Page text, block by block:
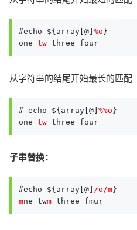
#echo ${array[@] %o }
one tw three four
从字符串的结尾开始最长的匹配
# echo ${array[@] %%o }
one tw
子串替换：
#echo ${array[@] /o/m
mne twm three fmur